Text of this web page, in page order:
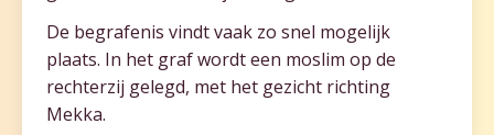
De begrafenis vindt vaak zo snel mogelijk
plaats. In het graf wordt een moslim op de
rechterzij gelegd, met het gezicht richting
Mekka.